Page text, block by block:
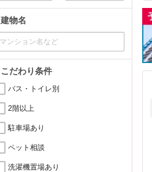
建物名
こだわり条件
バス・トイレ別
2階以上
駐車場あり
ペット相談
洗濯機置場あり